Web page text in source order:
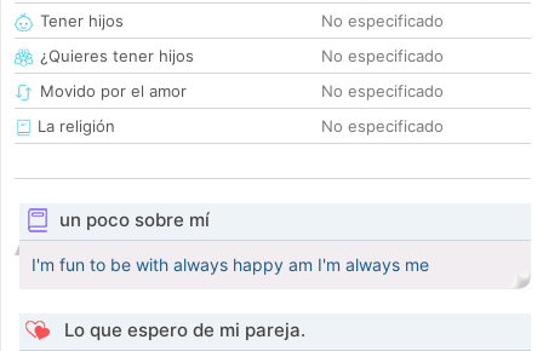
Tener hijos
No especificado
¿Quieres tener hijos
No especificado
Movido por el amor
No especificado
La religión
No especificado
un poco sobre mí
I'm fun to be with always happy am I'm always me
Lo que espero de mi pareja.